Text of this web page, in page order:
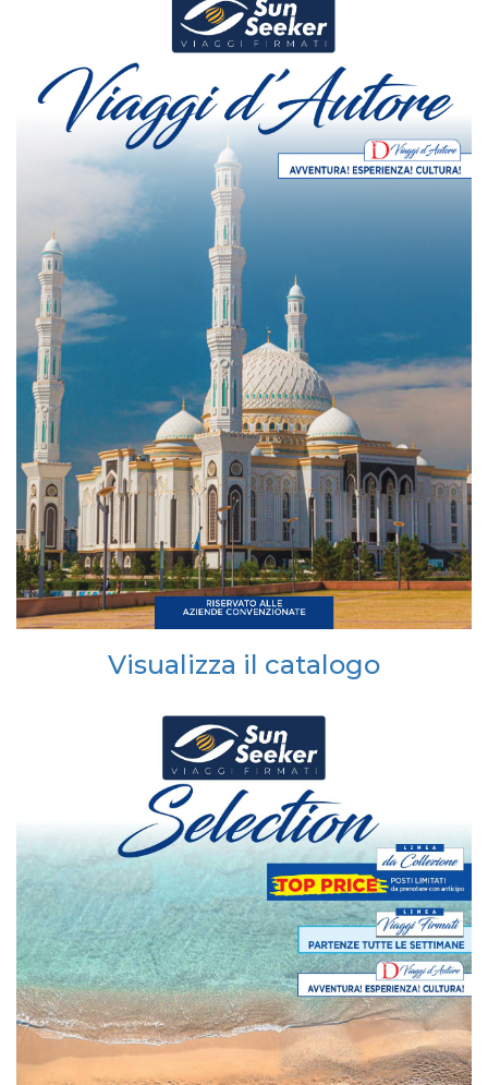
Visualizza il catalogo